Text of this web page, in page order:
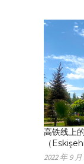
高铁线上
（
2022 年 9